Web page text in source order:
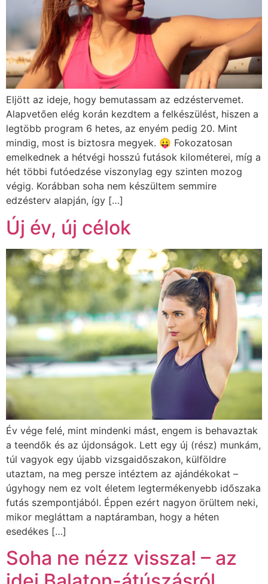
Eljött az ideje, hogy bemutassam az edzéstervemet.
Alapvetően elég korán kezdtem a felkészülést, hiszen a
legtöbb program 6 hetes, az enyém pedig 20. Mint
mindig, most is biztosra megyek. 😛 Fokozatosan
emelkednek a hétvégi hosszú futások kilométerei, míg a
hét többi futóedzése viszonylag egy szinten mozog
végig. Korábban soha nem készültem semmire
edzésterv alapján, így […]
Új év, új célok
Év vége felé, mint mindenki mást, engem is behavaztak
a teendők és az újdonságok. Lett egy új (rész) munkám,
túl vagyok egy újabb vizsgaidőszakon, külföldre
utaztam, na meg persze intéztem az ajándékokat –
úgyhogy nem ez volt életem legtermékenyebb időszaka
futás szempontjából. Éppen ezért nagyon örültem neki,
mikor megláttam a naptáramban, hogy a héten
esedékes […]
Soha ne nézz vissza! – az